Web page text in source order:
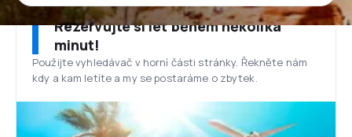
Rezervujte si let během několika
minut!
Použijte vyhledávač v horní části stránky. Řekněte nám
kdy a kam letíte a my se postaráme o zbytek.